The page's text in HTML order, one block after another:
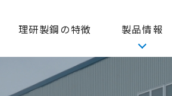
理研製鋼の特徴 製品情報